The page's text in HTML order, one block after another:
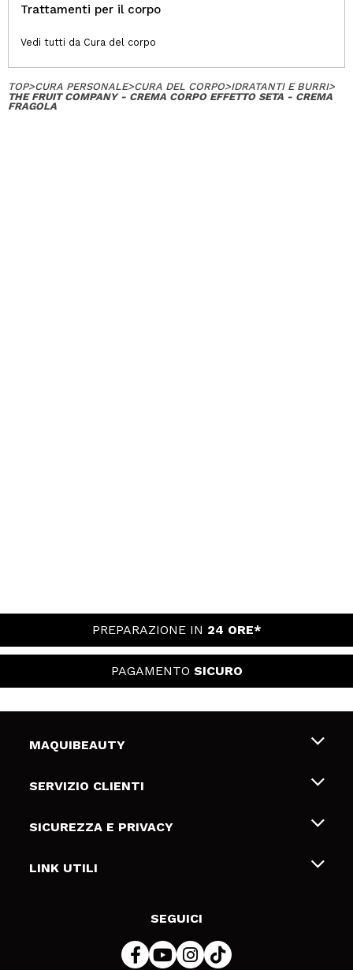
Trattamenti per il corpo
Vedi tutti da Cura del corpo
TOP>CURA PERSONALE>CURA DEL CORPO>IDRATANTI E BURRI>
THE FRUIT COMPANY - CREMA CORPO EFFETTO SETA - CREMA
FRAGOLA
PREPARAZIONE IN 24 ORE*
PAGAMENTO SICURO
MAQUIBEAUTY
Chi siamo
Gift Cards
SERVIZIO CLIENTI
Spedizioni & Resi
Metodi di pagamamento
SICUREZZA E PRIVACY
Termini e condizioni
LINK UTILI
SEGUICI